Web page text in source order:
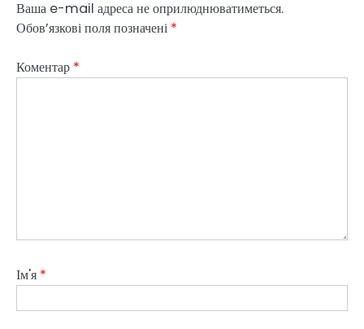
Ваша e-mail адреса не оприлюднюватиметься.
Обов’язкові поля позначені *
Коментар *
Ім'я *